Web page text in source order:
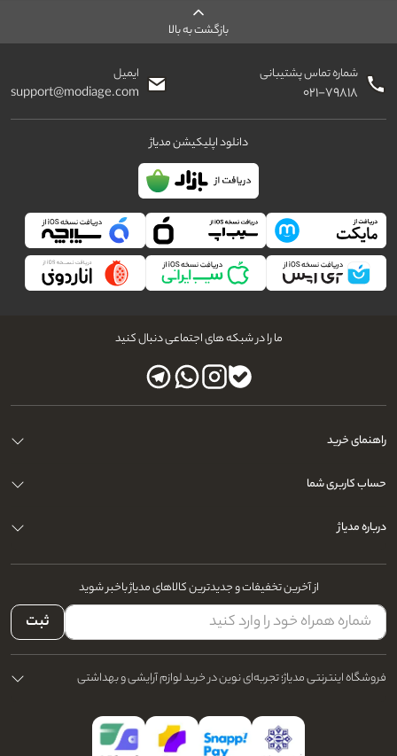
بازگشت به بالا
شماره تماس پشتیبانی
۰۲۱-۷۹۸۱۸
ایمیل
support@modiage.com
دانلود اپلیکیشن مدیاژ
ما را در شبکه های اجتماعی دنبال کنید
راهنمای خرید
حساب کاربری شما
درباره مدیاژ
از آخرین تخفیفات و جدیدترین کالاهای مدیاژ باخبر شوید
ثبت
فروشگاه اینترنتی مدیاژ؛ تجربه‌ای نوین در خرید لوازم آرایشی و بهداشتی